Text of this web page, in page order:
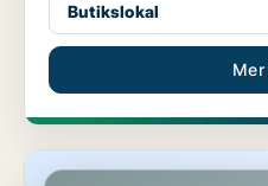
Butikslokal
Kontor på Östermalm